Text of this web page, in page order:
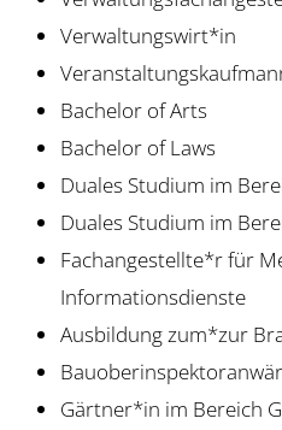
Verwaltungswirt*in
Bachelor of Arts
Bachelor of Laws
Duales Studium im
Duales Studium im
Fachangestellte*r für
Informationsdienste
Ausbildung zum*zur
Gärtner*in im Bereich